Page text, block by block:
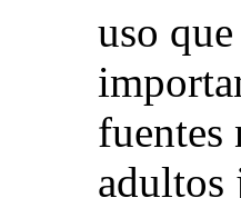
uso
fuentes
adultos